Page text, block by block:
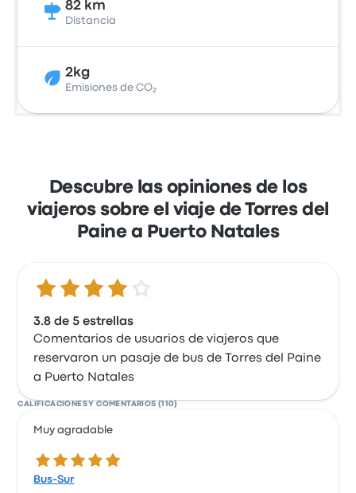
82 km
Distancia
2kg
Emisiones de CO₂
Descubre las opiniones de los
viajeros sobre el viaje de Torres del
Paine a Puerto Natales
3.8 de 5 estrellas
3.8 de 5 estrellas
Comentarios de usuarios de viajeros que
reservaron un pasaje de bus de Torres del Paine
a Puerto Natales
CALIFICACIONES Y COMENTARIOS (110)
Muy agradable
5.0 de 5 estrellas
Bus-Sur